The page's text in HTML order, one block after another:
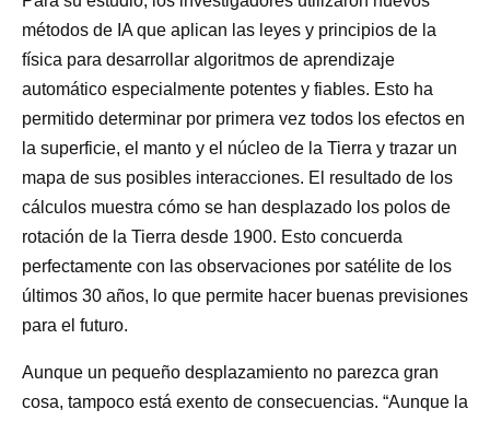
métodos de IA que aplican las leyes y principios de la
física para desarrollar algoritmos de aprendizaje
automático especialmente potentes y fiables. Esto ha
permitido determinar por primera vez todos los efectos en
la superficie, el manto y el núcleo de la Tierra y trazar un
mapa de sus posibles interacciones. El resultado de los
cálculos muestra cómo se han desplazado los polos de
rotación de la Tierra desde 1900. Esto concuerda
perfectamente con las observaciones por satélite de los
últimos 30 años, lo que permite hacer buenas previsiones
para el futuro.
Aunque un pequeño desplazamiento no parezca gran
cosa, tampoco está exento de consecuencias. “Aunque la